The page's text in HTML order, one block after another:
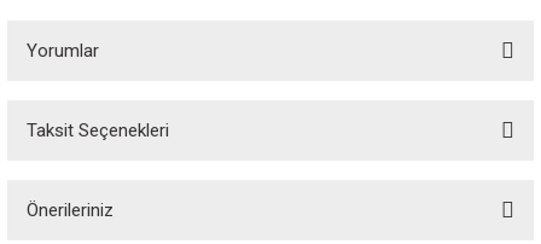
Yorumlar
Taksit Seçenekleri
Önerileriniz